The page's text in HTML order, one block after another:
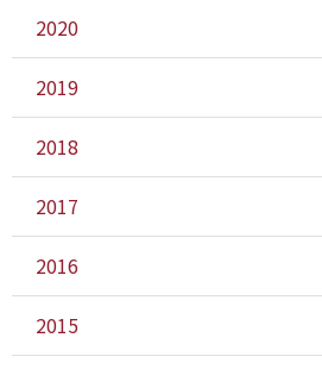
2020
2019
2018
2017
2016
2015